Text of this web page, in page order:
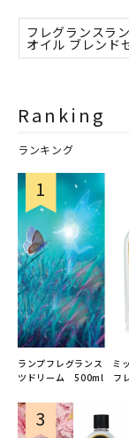
フレグランスラ
オイル ブレンド
Ranking
ランキング
ランプフレグランス ミ
ツドリーム 500ml フレ
ASHLEIGH&BURWOOD
ンドバーウッド）